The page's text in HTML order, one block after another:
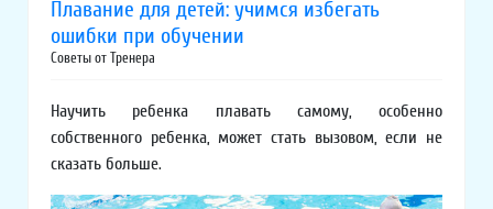
Плавание для детей: учимся избегать
ошибки при обучении
Советы от Тренера
Научить ребенка плавать самому, особенно
собственного ребенка, может стать вызовом, если не
сказать больше.